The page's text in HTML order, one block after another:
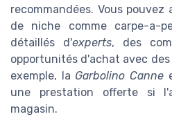
recommandées. Vous
de niche comme carpe-a-
détaillés d'experts, des
opportunités d'achat avec
exemple, la Garbolino Canne
une prestation offerte si
magasin.